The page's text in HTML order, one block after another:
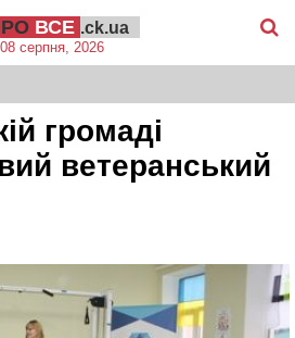
ВСЕ .ck.ua
08 серпня, 2026
громаді
ветеранський